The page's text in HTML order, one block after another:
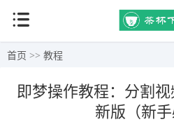
首页 >> 教程
即梦操作教程：分割
新版（新手